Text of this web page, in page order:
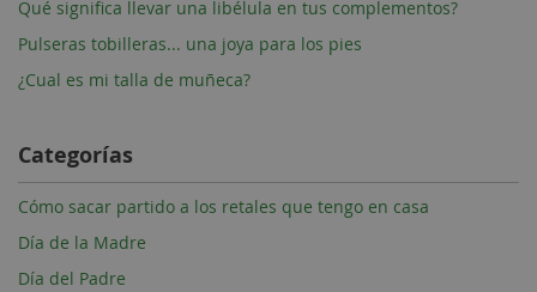
Qué significa llevar una libélula en tus complementos?
Pulseras tobilleras... una joya para los pies
¿Cual es mi talla de muñeca?
Categorías
Cómo sacar partido a los retales que tengo en casa
Día de la Madre
Día del Padre